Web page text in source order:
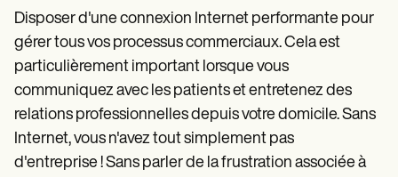
Disposer d'une connexion Internet performante pour
gérer tous vos processus commerciaux. Cela est
particulièrement important lorsque vous
communiquez avec les patients et entretenez des
relations professionnelles depuis votre domicile. Sans
Internet, vous n'avez tout simplement pas
d'entreprise ! Sans parler de la frustration associée à